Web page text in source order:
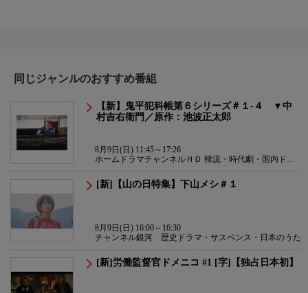
同じジャンルのおすすめ番組
【新】鬼平犯科帳第６シリーズ＃１-４ ▼中
村吉右衛門／原作：池波正太郎
8月9日(日) 11:45～17:26
ホームドラマチャンネルＨＤ 韓流・時代劇・国内ドラ
[新]【山の日特集】下山メシ＃１
8月9日(日) 16:00～16:30
チャンネル銀河 歴史ドラマ・サスペンス・日本のうた
[新]労働監督官ドメニコ #1 [字]【独占日本初】